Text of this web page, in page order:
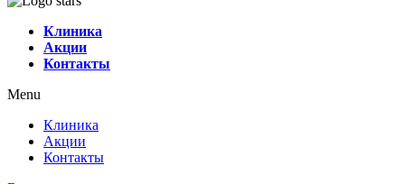
Клиника
Акции
Контакты
Menu
Клиника
Акции
Контакты